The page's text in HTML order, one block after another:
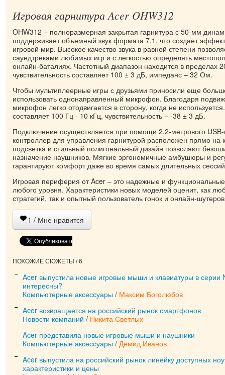
Игровая гарнитура Acer OHW312
OHW312 – полноразмерная закрытая гарнитура с 50-мм
поддерживает объемный звук формата 7.1, что создает
игровой мир. Высокое качество звука в равной степени
саундтреками любимых игр и с легкостью определять
онлайн-баталиях. Частотный диапазон находится в пределах
чувствительность составляет 100 ± 3 дБ, импеданс – 32 Ом.
Чтобы мультиплеерные игры с друзьями приносили еще
использовать однонаправленный микрофон. Благодаря
микрофон легко отодвигается в сторону, когда не
составляет 100 Гц - 10 кГц, чувствительность – -38 ± 3 дБ.
Подключение осуществляется при помощи 2.2-метрового
контроллер для управления гарнитурой расположен прямо на
подсветка и стильный полигональный дизайн позволяют
назначение наушников. Мягкие эргономичные амбушюры и
гарантируют комфорт даже во время самых длительных
Игровая периферия от Acer – это надежные и
любого уровня. Характеристики новых моделей оценит, как
стратегий, так и опытный пользователь гонок и онлайн-
1 / Мне нравится
ПОХОЖИЕ СЮЖЕТЫ / 6
Acer выпустила новые игровые мыши и клавиатуры в серии
интересны?
Компьютерные аксессуары / Максим Боголюбов
Acer возвращается на российский рынок смартфонов
Новости компаний / Никита Светлых
Acer представила новые игровые мыши и наушники
Компьютерные аксессуары / Демид Иванов
Acer выпустила на российский рынок линейку доступных
характеристики и цены